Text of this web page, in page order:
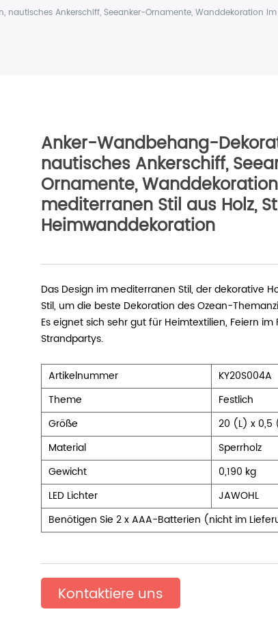
nautisches Ankerschiff, Seeanker-Ornamente, Wanddekoration
Anker-Wandbehang-
nautisches Ankerschiff,
Ornamente,
mediterranen Stil aus Holz,
Heimwanddekoration
Das Design im mediterranen Stil, der dekorative
Stil, um die beste Dekoration des Ozean-
Es eignet sich sehr gut für Heimtextilien, Feiern im
Strandpartys.
Artikelnummer
KY20S004A
Theme
Festlich
Größe
20 (L) x 0,5
Material
Sperrholz
Gewicht
0,190 kg
LED Lichter
JAWOHL
Benötigen Sie 2 x AAA-Batterien (nicht im
Kontaktiere uns